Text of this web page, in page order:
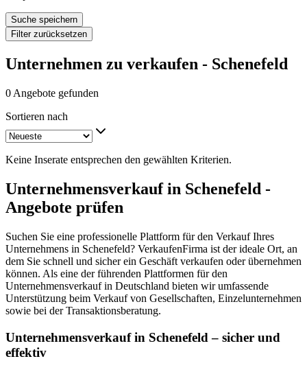
Suche speichern
Filter zurücksetzen
Unternehmen zu verkaufen - Schenefeld
0 Angebote gefunden
Sortieren nach
Keine Inserate entsprechen den gewählten Kriterien.
Unternehmensverkauf in Schenefeld -
Angebote prüfen
Suchen Sie eine professionelle Plattform für den Verkauf Ihres
Unternehmens in Schenefeld? VerkaufenFirma ist der ideale Ort, an
dem Sie schnell und sicher ein Geschäft verkaufen oder übernehmen
können. Als eine der führenden Plattformen für den
Unternehmensverkauf in Deutschland bieten wir umfassende
Unterstützung beim Verkauf von Gesellschaften, Einzelunternehmen
sowie bei der Transaktionsberatung.
Unternehmensverkauf in Schenefeld – sicher und
effektiv